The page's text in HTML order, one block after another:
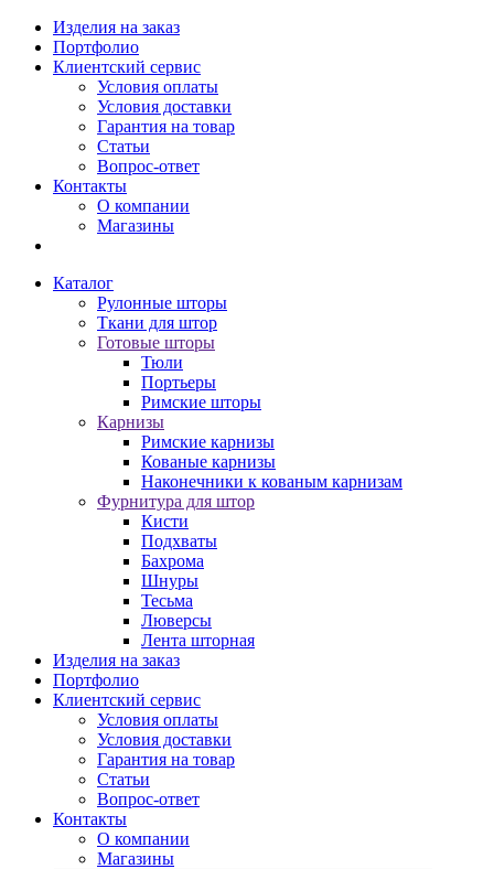
Изделия на заказ
Портфолио
Клиентский сервис
Условия оплаты
Условия доставки
Гарантия на товар
Статьи
Вопрос-ответ
Контакты
О компании
Магазины
Каталог
Рулонные шторы
Ткани для штор
Готовые шторы
Тюли
Портьеры
Римские шторы
Карнизы
Римские карнизы
Кованые карнизы
Наконечники к кованым карнизам
Фурнитура для штор
Кисти
Подхваты
Бахрома
Шнуры
Тесьма
Люверсы
Лента шторная
Изделия на заказ
Портфолио
Клиентский сервис
Условия оплаты
Условия доставки
Гарантия на товар
Статьи
Вопрос-ответ
Контакты
О компании
Магазины